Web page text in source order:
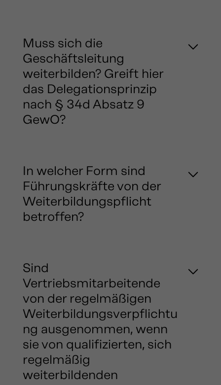
Muss sich die
Geschäftsleitung
weiterbilden? Greift hier
das Delegationsprinzip
nach § 34d Absatz 9
GewO?
In welcher Form sind
Führungskräfte von der
Weiterbildungspflicht
betroffen?
Sind
Vertriebsmitarbeitende
von der regelmäßigen
Weiterbildungsverpflichtu
ng ausgenommen, wenn
sie von qualifizierten, sich
regelmäßig
weiterbildenden